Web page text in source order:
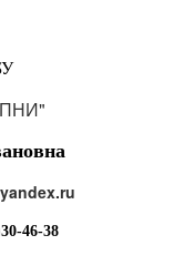
ПНИ"
46-38